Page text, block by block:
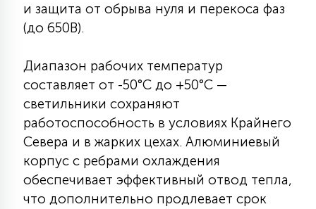
и защита от обрыва нуля и перекоса фаз
(до 650В).
Диапазон рабочих температур
составляет от -50°C до +50°C —
светильники сохраняют
работоспособность в условиях Крайнего
Севера и в жарких цехах. Алюминиевый
корпус с ребрами охлаждения
обеспечивает эффективный отвод тепла,
что дополнительно продлевает срок